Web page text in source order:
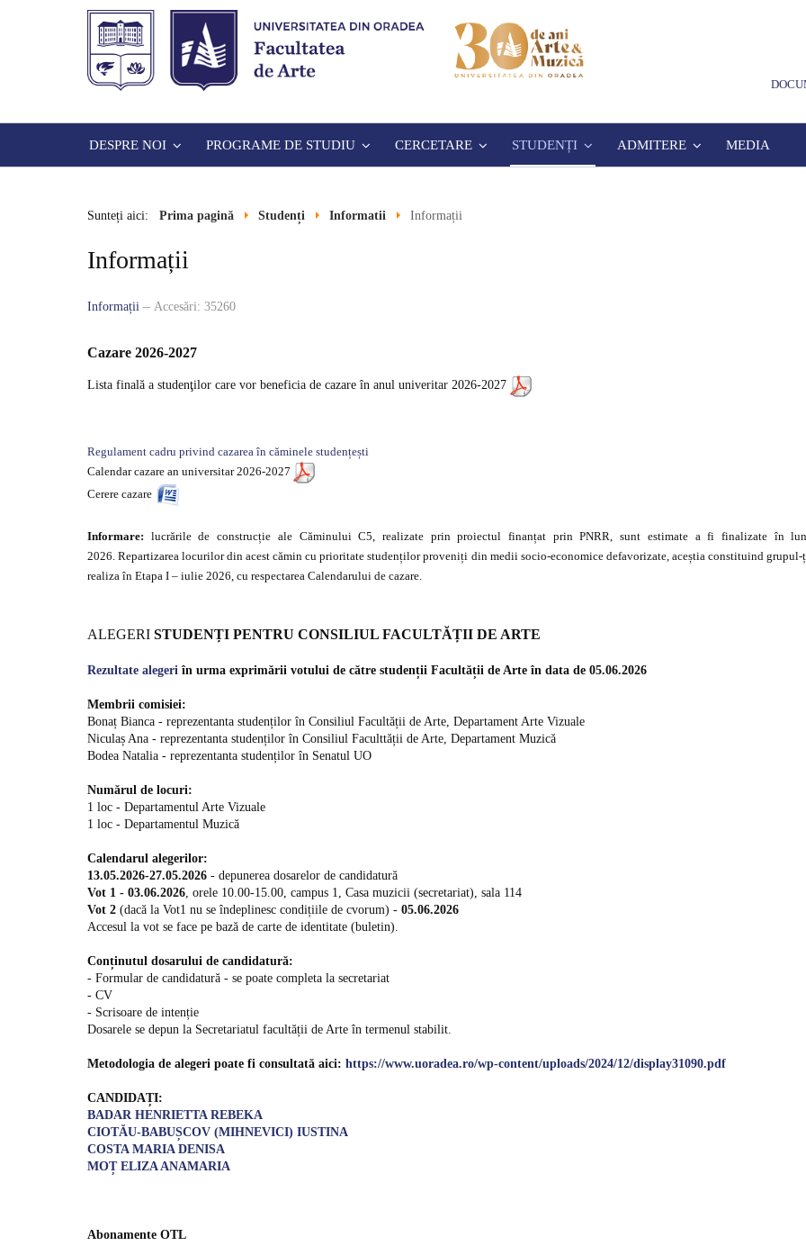
DESPRE NOI PROGRAME DE STUDIU CERCETARE STUDENȚI ADMITERE MEDIA
Sunteți aici: Prima pagină Studenți Informatii Informații
Informații
Informații Accesări: 35260
Cazare 2026-2027
Lista finală a studenţilor care vor beneficia de cazare în anul univeritar 2026-2027
Regulament cadru privind cazarea în căminele studențești
Calendar cazare an universitar 2026-2027
Cerere cazare
Informare: lucrările de construcție ale Căminului C5, realizate prin proiectul finanțat prin PNRR, sunt estimate a fi finalizate în
2026. Repartizarea locurilor din acest cămin cu prioritate studenților proveniți din medii socio-economice defavorizate, aceștia constituind grupul-
realiza în Etapa I – iulie 2026, cu respectarea Calendarului de cazare.
ALEGERI STUDENȚI PENTRU CONSILIUL FACULTĂȚII DE ARTE
Rezultate alegeri în urma exprimării votului de către studenții Facultății de Arte în data de 05.06.2026
Membrii comisiei:
Bonaț Bianca - reprezentanta studenților în Consiliul Facultății de Arte, Departament Arte Vizuale
Niculaș Ana - reprezentanta studenților în Consiliul Faculttății de Arte, Departament Muzică
Bodea Natalia - reprezentanta studenților în Senatul UO
Numărul de locuri:
1 loc - Departamentul Arte Vizuale
1 loc - Departamentul Muzică
Calendarul alegerilor:
13.05.2026-27.05.2026 - depunerea dosarelor de candidatură
Vot 1 - 03.06.2026, orele 10.00-15.00, campus 1, Casa muzicii (secretariat), sala 114
Vot 2 (dacă la Vot1 nu se îndeplinesc condițiile de cvorum) - 05.06.2026
Accesul la vot se face pe bază de carte de identitate (buletin).
Conținutul dosarului de candidatură:
- Formular de candidatură - se poate completa la secretariat
- CV
- Scrisoare de intenție
Dosarele se depun la Secretariatul facultății de Arte în termenul stabilit.
Metodologia de alegeri poate fi consultată aici: https://www.uoradea.ro/wp-content/uploads/2024/12/display31090.pdf
CANDIDAȚI:
BADAR HENRIETTA REBEKA
CIOTĂU-BABUȘCOV (MIHNEVICI) IUSTINA
COSTA MARIA DENISA
MOȚ ELIZA ANAMARIA
Abonamente OTL